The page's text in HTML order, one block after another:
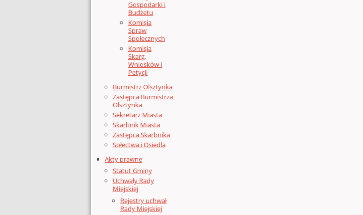
Gospodarki i
Budżetu
Komisja
Spraw
Społecznych
Komisja
Skarg,
Wniosków i
Petycji
Burmistrz Olsztynka
Zastępca Burmistrza
Olsztynka
Sekretarz Miasta
Skarbnik Miasta
Zastępca Skarbnika
Sołectwa i Osiedla
Akty prawne
Statut Gminy
Uchwały Rady
Miejskiej
Rejestry uchwał
Rady Miejskiej